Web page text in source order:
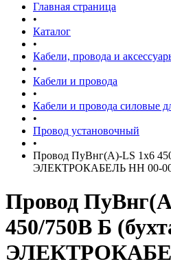
Главная страница
•
Каталог
•
Кабели, провода и
•
Кабели и провода
•
Кабели и провода силовые
•
Провод установочный
•
Провод ПуВнг(А)-LS 1х6
ЭЛЕКТРОКАБЕЛЬ НН 00-
Провод
450/750В Б